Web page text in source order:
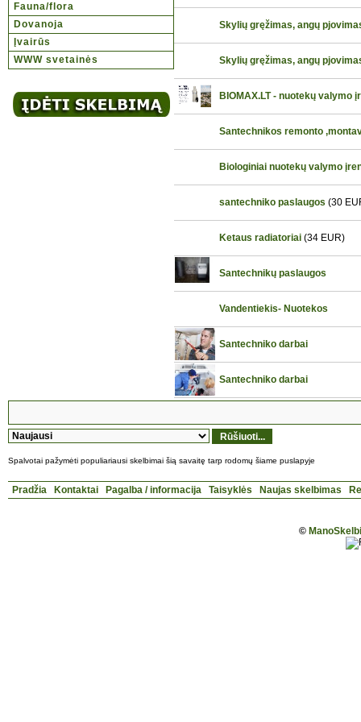
Fauna/flora
Dovanoja
Įvairūs
WWW svetainės
Skylių gręžimas, angų
Skylių gręžimas, angų
BIOMAX.LT - nuotekų valymo
Santechnikos remonto
Biologiniai nuotekų valymo
santechniko paslaugos (30
Ketaus radiatoriai (34 EUR)
Santechnikų paslaugos
Vandentiekis- Nuotekos
Santechniko darbai
Santechniko darbai
Spalvotai pažymėti populiariausi skelbimai šią savaitę tarp rodomų šiame puslapyje
Pradžia Kontaktai Pagalba / informacija Taisyklės Naujas skelbimas
©